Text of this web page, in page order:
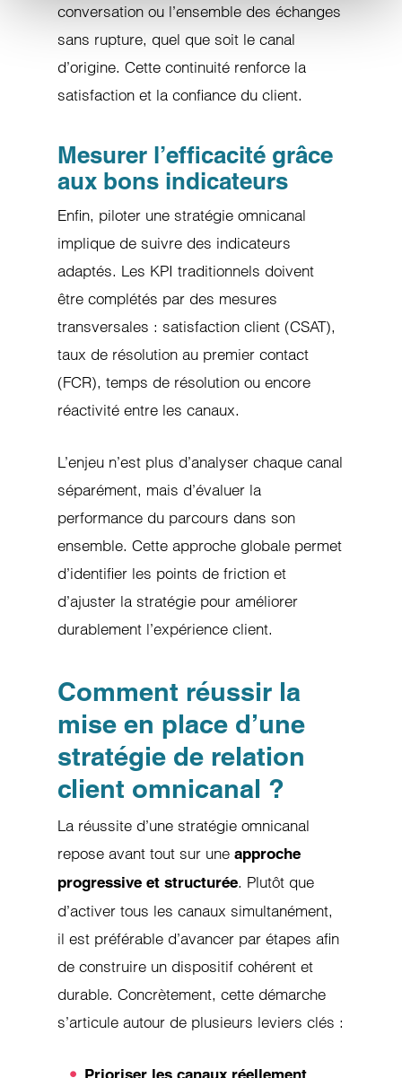
conversation ou l’ensemble des échanges
sans rupture, quel que soit le canal
d’origine. Cette continuité renforce la
satisfaction et la confiance du client.
Mesurer l’efficacité grâce
aux bons indicateurs
Enfin, piloter une stratégie omnicanal
implique de suivre des indicateurs
adaptés. Les KPI traditionnels doivent
être complétés par des mesures
transversales : satisfaction client (CSAT),
taux de résolution au premier contact
(FCR), temps de résolution ou encore
réactivité entre les canaux.
L’enjeu n’est plus d’analyser chaque canal
séparément, mais d’évaluer la
performance du parcours dans son
ensemble. Cette approche globale permet
d’identifier les points de friction et
d’ajuster la stratégie pour améliorer
durablement l’expérience client.
Comment réussir la
mise en place d’une
stratégie de relation
client omnicanal ?
La réussite d’une stratégie omnicanal
repose avant tout sur uneapproche
progressive et structurée. Plutôt que
d’activer tous les canaux simultanément,
il est préférable d’avancer par étapes afin
de construire un dispositif cohérent et
durable. Concrètement, cette démarche
s’articule autour de plusieurs leviers clés :
Prioriser les canaux réellement